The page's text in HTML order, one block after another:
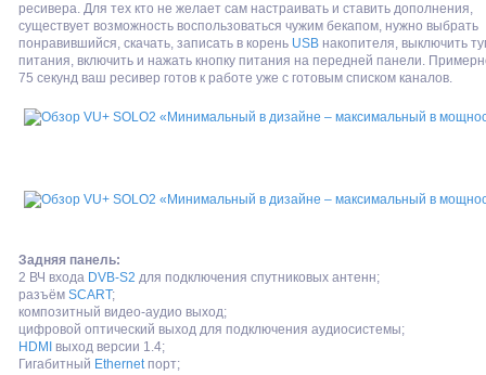
ресивера. Для тех кто не желает сам настраивать и ставить дополнения,
существует возможность воспользоваться чужим бекапом, нужно выбрать
понравившийся, скачать, записать в корень USB накопителя, выключить
питания, включить и нажать кнопку питания на передней панели.
75 секунд ваш ресивер готов к работе уже с готовым списком каналов.
Задняя панель:
2 ВЧ входа DVB-S2 для подключения спутниковых антенн;
разъём SCART;
композитный видео-аудио выход;
цифровой оптический выход для подключения аудиосистемы;
HDMI
выход версии 1.4;
Гигабитный Ethernetпорт;